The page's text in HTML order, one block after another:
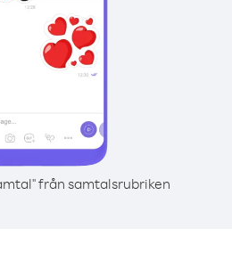
från samtalsrubriken